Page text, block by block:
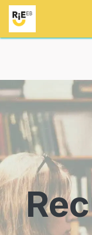
Skip to Content